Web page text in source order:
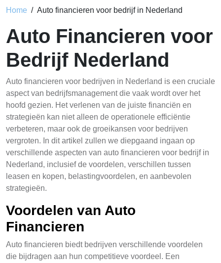
Home Auto financieren voor bedrijf in Nederland
Auto Financieren voor
Bedrijf Nederland
Auto financieren voor bedrijven in Nederland is een cruciale
aspect van bedrijfsmanagement die vaak wordt over het
hoofd gezien. Het verlenen van de juiste financiën en
strategieën kan niet alleen de operationele efficiëntie
verbeteren, maar ook de groeikansen voor bedrijven
vergroten. In dit artikel zullen we diepgaand ingaan op
verschillende aspecten van auto financieren voor bedrijf in
Nederland, inclusief de voordelen, verschillen tussen
leasen en kopen, belastingvoordelen, en aanbevolen
strategieën.
Voordelen van Auto
Financieren
Auto financieren biedt bedrijven verschillende voordelen
die bijdragen aan hun competitieve voordeel. Een